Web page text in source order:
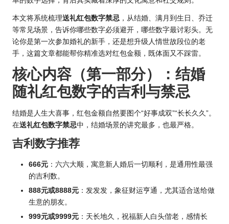
本文将系统梳理送礼红包数字禁忌 ，从结婚、满月到生日、乔迁
等常见场景，告诉你哪些数字必须避开，哪些数字最讨彩头。无
论你是第一次参加婚礼的新手，还是想升级人情世故段位的老
手，这篇文章都能帮你精准选对红包金额，既体面又不踩雷。
核心内容（第一部分）：结婚
随礼红包数字的吉利与禁忌
结婚是人生大喜事，红包金额自然要图个“好事成双”“长长久久”。
在送礼红包数字禁忌中，结婚场景的讲究最多，也最严格。
吉利数字推荐
666元 ：六六大顺，寓意新人婚后一切顺利，是通用性最强
的吉利数。
888元或8888元 ：发发发，象征财运亨通，尤其适合送给做
生意的朋友。
999元或9999元 ：天长地久，祝福新人白头偕老，感情长